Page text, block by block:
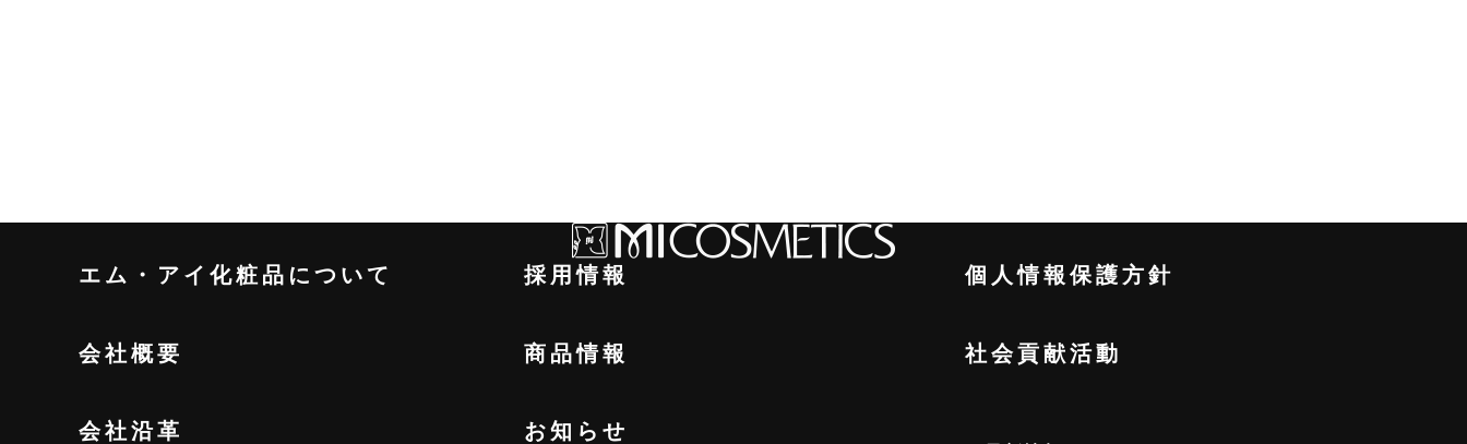
エム・アイ化粧品について
会社概要
会社沿革
採用情報
商品情報
お知らせ
個人情報保護方針
社会貢献活動